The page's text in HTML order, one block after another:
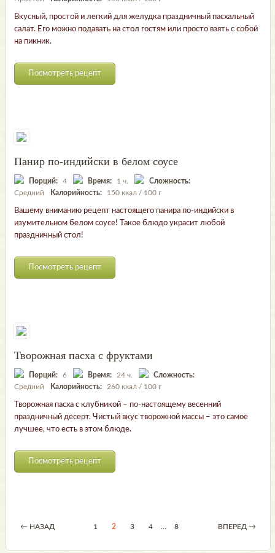
Вкусный, простой и легкий для желудка праздничный пасхальный
салат. Его можно подавать на стол гостям или просто взять с собой
на пикник.
Посмотреть рецепт
Панир по-индийски в белом соусе
Порций: 4 Время: 1 ч.
Сложность:
Средний
Калорийность: 150 ккал / 100 г
Вашему вниманию рецепт настоящего панира по-индийски в
изумительном белом соусе! Такое блюдо украсит любой
праздничный стол!
Посмотреть рецепт
Творожная пасха с фруктами
Порций: 6 Время: 24 ч.
Сложность:
Средний
Калорийность: 260 ккал / 100 г
Творожная пасха с клубникой – по-настоящему весенний
праздничный десерт. Чистый вкус творожной массы – это самое
лучшее, что есть в этом блюде.
Посмотреть рецепт
← НАЗАД 1 2 3 4 8 ВПЕРЕД →